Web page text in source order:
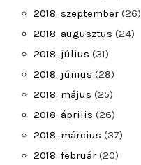
2018. szeptember (26)
2018. augusztus (24)
2018. július (31)
2018. június (28)
2018. május (25)
2018. április (26)
2018. március (37)
2018. február (20)